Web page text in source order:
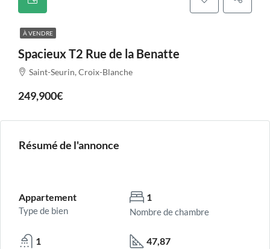
À VENDRE
Spacieux T2 Rue de la Benatte
Saint-Seurin, Croix-Blanche
249,900€
Résumé de l'annonce
Appartement
Type de bien
1
Nombre de chambre
1 47,87